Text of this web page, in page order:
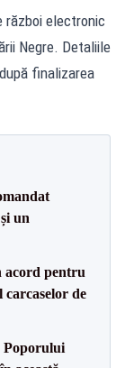
război electronic
Negre. Detaliile
finalizarea
un
acord pentru
de
Poporului